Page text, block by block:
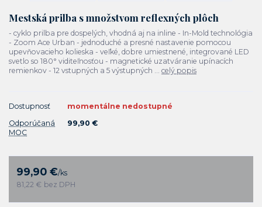
Mestská prilba s množstvom reflexných plôch
- cyklo prilba pre dospelých, vhodná aj na inline - In-Mold technológia
- Zoom Ace Urban - jednoduché a presné nastavenie pomocou
upevňovacieho kolieska - veľké, dobre umiestnené, integrované LED
svetlo so 180° viditeľnosťou - magnetické uzatváranie upínacích
remienkov - 12 vstupných a 5 výstupných ... celý popis
Dostupnosť
momentálne nedostupné
Odporúčaná
MOC
99,90 €
99,90 €/ks
81,22 € bez DPH